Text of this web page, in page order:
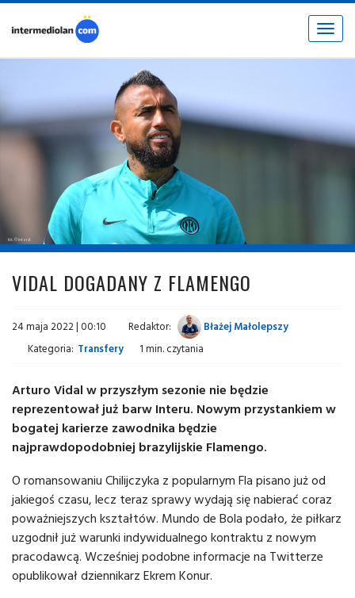
Toggle
fot. © inter.it
VIDAL DOGADANY Z FLAMENGO
24 maja 2022 | 00:10 Redaktor:
Błażej Małolepszy
Kategoria: Transfery 1 min. czytania
Arturo Vidal w przyszłym sezonie nie będzie
reprezentował już barw Interu. Nowym przystankiem w
bogatej karierze zawodnika będzie
najprawdopodobniej brazylijskie Flamengo.
O romansowaniu Chilijczyka z popularnym Fla pisano już od
jakiegoś czasu, lecz teraz sprawy wydają się nabierać coraz
poważniejszych kształtów. Mundo de Bola podało, że piłkarz
uzgodnił już warunki indywidualnego kontraktu z nowym
pracodawcą. Wcześniej podobne informacje na Twitterze
opublikował dziennikarz Ekrem Konur.